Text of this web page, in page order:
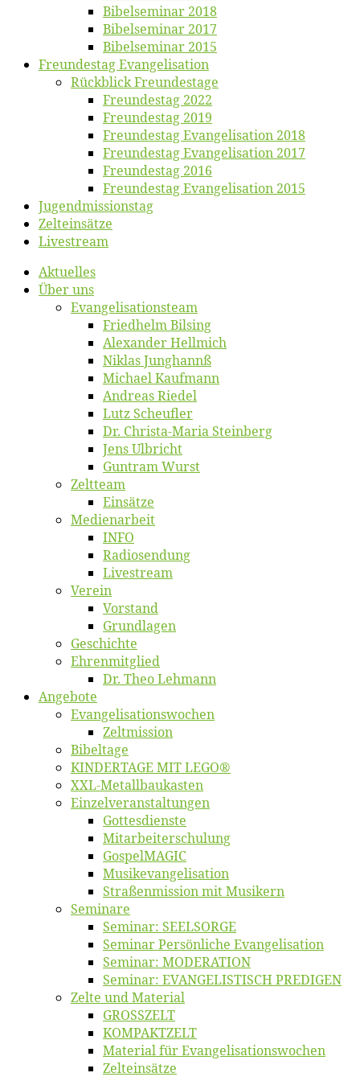
Bi­bel­se­mi­nar 2018
Bibelsemi­nar 2017
Bibelsemi­nar 2015
Freun­des­tag Evangelisation
Rück­blick Freundestage
Freun­des­tag 2022
Freun­des­tag 2019
Freun­des­tag Evan­ge­li­sa­ti­on 2018
Freun­des­tag Evan­ge­li­sa­ti­on 2017
Freun­des­tag 2016
Freun­des­tag Evan­ge­li­sa­ti­on 2015
Jugend­mis­sions­tag
Zelt­ein­sät­ze
Live­stream
Ak­tu­el­les
Über uns
Evangelisa­tions­team
Fried­helm Bilsing
Alex­an­der Hellmich
Ni­klas Junghannß
Mi­cha­el Kaufmann
An­dre­as Riedel
Lutz Scheuf­ler
Dr. Chris­­ta-Ma­ria Steinberg
Jens Ulb­richt
Gun­tram Wurst
Zelt­team
Ein­sät­ze
Me­di­en­ar­beit
INFO
Ra­dio­sen­dung
Live­stream
Ver­ein
Vor­stand
Grund­la­gen
Ge­schich­te
Eh­ren­mit­glied
Dr. Theo Lehmann
An­ge­bo­te
Evangelisa­tions­wo­chen
Zelt­mis­si­on
Bi­bel­ta­ge
KINDERTAGE MIT LEGO®
XXL-Me­­tal­l­­bau­­kas­­ten
Einzelver­an­stal­tungen
Got­tes­diens­te
Mitarbeiter­schulung
Gos­pel­MA­GIC
Musikevan­ge­li­sa­tion
Straßenmis­sion mit Musikern
Se­mi­na­re
Se­mi­nar: SEELSORGE
Se­mi­nar Per­sön­li­che Evangelisation
Se­mi­nar: MODERATION
Se­mi­nar: EVANGELISTISCH PREDIGEN
Zel­te und Material
GROSSZELT
KOMPAKTZELT
Ma­te­ri­al für Evangelisationswochen
Zelt­ein­sät­ze